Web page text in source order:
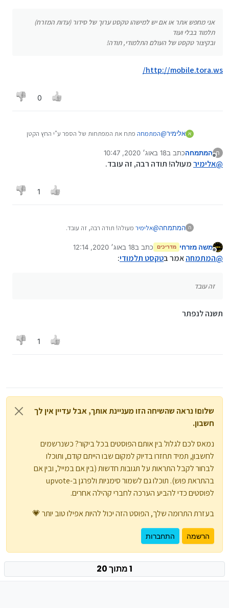
אופן לא מצאתי אשמח שיפנו אותי אליו.
אני מחפש אתר או אם יש למישהו טקסט ערוך של סידור (עדות המזרח)
תלמוד בבלי ועוד
ובקיצור טקסט של העולם התלמודי, תודה!
http://mobile.tora.ws/
0
א אלימיר@המתמחה פתח את המפתחות של הספר ע"י החץ הקטן
ואז גלול לתחתית העמוד שם יש אופציות הורדה
ה
מנותק
המתמחהכתב ב18 באוג׳ 2020, 10:47
נערך לאחרונה על ידי
@אלימירמעולה! תודה רבה, זה עובד.
1
ה המתמחה@אלימיר מעולה! תודה רבה, זה עובד.
מנותק
משה מזרחי מדריכים כתב ב18 באוג׳ 2020, 12:14
נערך לאחרונה על ידי
@המתמחהאמר בטקסט תלמודי:
זה עובד
תשנה לנפתר
1
שלום! נראה שהשיחה הזו מעניינת אותך, אבל עדיין אין לך
חשבון.
נמאס לכם לגלול בין אותם הפוסטים בכל ביקור? כשנרשמים
לחשבון, תמיד תחזרו בדיוק למקום שבו הייתם קודם, ותוכלו
לבחור לקבל התראות על תגובות חדשות (בין אם במייל, ובין אם
בהתראת פוש). תוכלו גם לשמור סימניות ולפרגן ב-upvote
לפוסטים כדי להביע הערכה לחברי קהילה אחרים.
בעזרת התרומה שלך, הפוסט הזה יכול להיות אפילו טוב יותר 💗
הרשמה התחברות
1 מתוך 20